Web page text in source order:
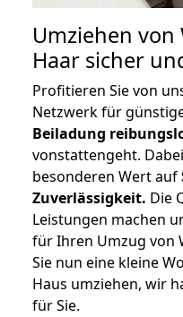
Umziehen von
Haar sicher
Profitieren Sie von
Netzwerk für
Beiladung
vonstattengeht.
besonderen Wert auf
Zuverlässigkeit. Die
Leistungen machen
für Ihren Umzug von
Sie nun eine kleine
Haus umziehen, wir
für Sie.